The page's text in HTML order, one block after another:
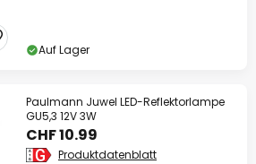
Auf Lager
Paulmann Juwel LED-Reflektorlampe
GU5,3 12V 3W
CHF 10.99
Produktdatenblatt